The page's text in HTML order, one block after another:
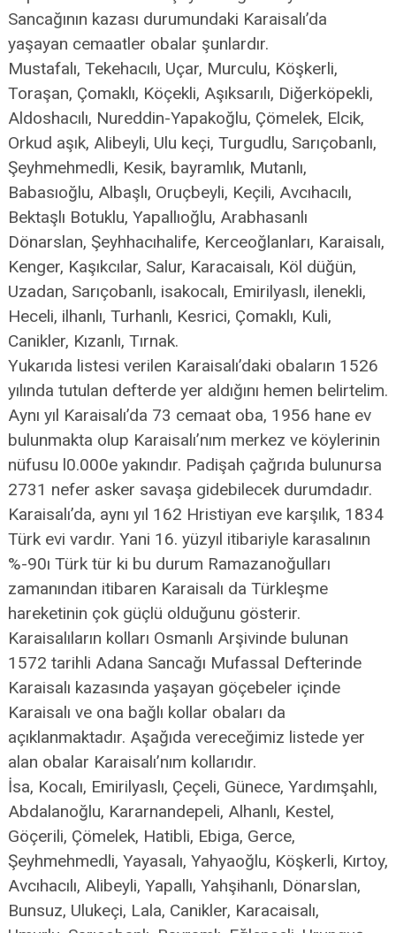
Sancağının kazası durumundaki Karaisalı’da
yaşayan cemaatler obalar şunlardır.
Mustafalı, Tekehacılı, Uçar, Murculu, Köşkerli,
Toraşan, Çomaklı, Köçekli, Aşıksarılı, Diğerköpekli,
Aldoshacılı, Nureddin-Yapakoğlu, Çömelek, Elcik,
Orkud aşık, Alibeyli, Ulu keçi, Turgudlu, Sarıçobanlı,
Şeyhmehmedli, Kesik, bayramlık, Mutanlı,
Babasıoğlu, Albaşlı, Oruçbeyli, Keçili, Avcıhacılı,
Bektaşlı Botuklu, Yapallıoğlu, Arabhasanlı
Dönarslan, Şeyhhacıhalife, Kerceoğlanları, Karaisalı,
Kenger, Kaşıkcılar, Salur, Karacaisalı, Köl düğün,
Uzadan, Sarıçobanlı, isakocalı, Emirilyaslı, ilenekli,
Heceli, ilhanlı, Turhanlı, Kesrici, Çomaklı, Kuli,
Canikler, Kızanlı, Tırnak.
Yukarıda listesi verilen Karaisalı’daki obaların 1526
yılında tutulan defterde yer aldığını hemen belirtelim.
Aynı yıl Karaisalı’da 73 cemaat oba, 1956 hane ev
bulunmakta olup Karaisalı’nım merkez ve köylerinin
nüfusu l0.000e yakındır. Padişah çağrıda bulunursa
2731 nefer asker savaşa gidebilecek durumdadır.
Karaisalı’da, aynı yıl 162 Hristiyan eve karşılık, 1834
Türk evi vardır. Yani 16. yüzyıl itibariyle karasalının
%-90ı Türk tür ki bu durum Ramazanoğulları
zamanından itibaren Karaisalı da Türkleşme
hareketinin çok güçlü olduğunu gösterir.
Karaisalıların kolları Osmanlı Arşivinde bulunan
1572 tarihli Adana Sancağı Mufassal Defterinde
Karaisalı kazasında yaşayan göçebeler içinde
Karaisalı ve ona bağlı kollar obaları da
açıklanmaktadır. Aşağıda vereceğimiz listede yer
alan obalar Karaisalı’nım kollarıdır.
İsa, Kocalı, Emirilyaslı, Çeçeli, Günece, Yardımşahlı,
Abdalanoğlu, Kararnandepeli, Alhanlı, Kestel,
Göçerili, Çömelek, Hatibli, Ebiga, Gerce,
Şeyhmehmedli, Yayasalı, Yahyaoğlu, Köşkerli, Kırtoy,
Avcıhacılı, Alibeyli, Yapallı, Yahşihanlı, Dönarslan,
Bunsuz, Ulukeçi, Lala, Canikler, Karacaisalı,